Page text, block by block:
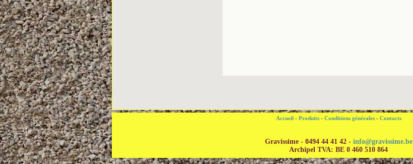
Accueil - Produits - Conditions générales - Contacts
Gravissime - 0494 44 41 42 - info@gravissime.be
Archipel TVA: BE 0 460 510 864